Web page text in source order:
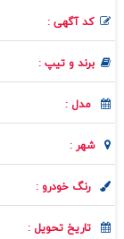
کد آگهی :
برند و تیپ :
مدل :
شهر :
رنگ خودرو :
تاریخ تحویل :